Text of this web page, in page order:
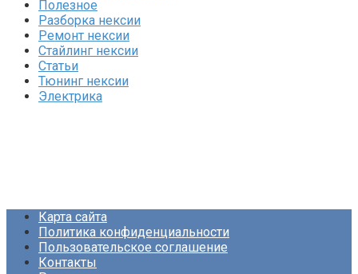
Полезное
Разборка нексии
Ремонт нексии
Стайлинг нексии
Статьи
Тюнинг нексии
Электрика
Карта сайта
Политика конфиденциальности
Пользовательское соглашение
Контакты